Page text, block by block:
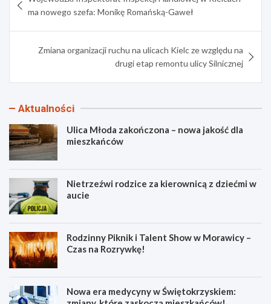
wpisu
ma nowego szefa: Monikę Romańską-Gaweł
Zmiana organizacji ruchu na ulicach Kielc ze względu na
drugi etap remontu ulicy Silnicznej
Aktualności
Ulica Młoda zakończona – nowa jakość dla
mieszkańców
Nietrzeźwi rodzice za kierownicą z dziećmi w
aucie
Rodzinny Piknik i Talent Show w Morawicy –
Czas na Rozrywkę!
Nowa era medycyny w Świętokrzyskiem: